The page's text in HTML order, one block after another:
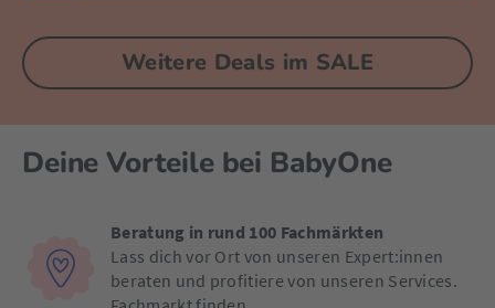
Weitere Deals im SALE
Deine Vorteile bei BabyOne
Beratung in rund 100 Fachmärkten
Lass dich vor Ort von unseren Expert:innen
beraten und profitiere von unseren Services.